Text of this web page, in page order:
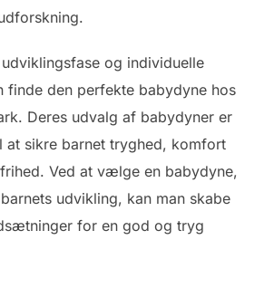
og individuelle
finde den perfekte babydyne hos
Deres udvalg af babydyner er
at sikre barnet tryghed, komfort
Ved at vælge en babydyne,
udvikling, kan man skabe
for en god og tryg